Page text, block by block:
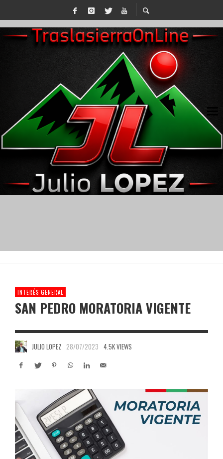
INTERÉS GENERAL
SAN PEDRO MORATORIA VIGENTE
JULIO LOPEZ 28/07/2023 4.5K VIEWS